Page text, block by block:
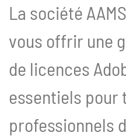
La société
vous offrir une
de licences
essentiels pour
professionnels